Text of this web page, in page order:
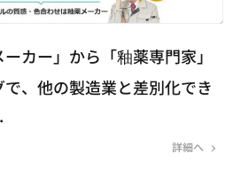
ーカー」から「釉薬専門家」
、他の製造業と差別化でき
詳細へ